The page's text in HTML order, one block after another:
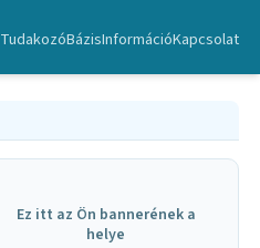
TudakozóBázisInformációKapcsolat
Ez itt az Ön bannerének a
helye